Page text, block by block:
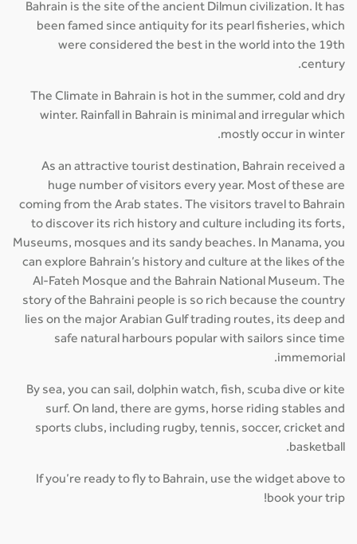
Bahrain is the site of the ancient Dilmun civilization. It has
been famed since antiquity for its pearl fisheries, which
were considered the best in the world into the 19th
century.
The Climate in Bahrain is hot in the summer, cold and dry
winter. Rainfall in Bahrain is minimal and irregular which
mostly occur in winter.
As an attractive tourist destination, Bahrain received a
huge number of visitors every year. Most of these are
coming from the Arab states. The visitors travel to Bahrain
to discover its rich history and culture including its forts,
Museums, mosques and its sandy beaches. In Manama, you
can explore Bahrain’s history and culture at the likes of the
Al-Fateh Mosque and the Bahrain National Museum. The
story of the Bahraini people is so rich because the country
lies on the major Arabian Gulf trading routes, its deep and
safe natural harbours popular with sailors since time
immemorial.
By sea, you can sail, dolphin watch, fish, scuba dive or kite
surf. On land, there are gyms, horse riding stables and
sports clubs, including rugby, tennis, soccer, cricket and
basketball.
If you’re ready to fly to Bahrain, use the widget above to
book your trip!